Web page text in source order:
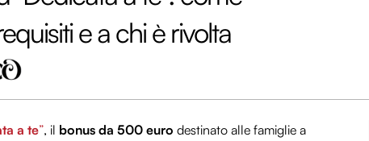
e a chi è rivolta
a te”, il bonus da 500 euro destinato alle famiglie a